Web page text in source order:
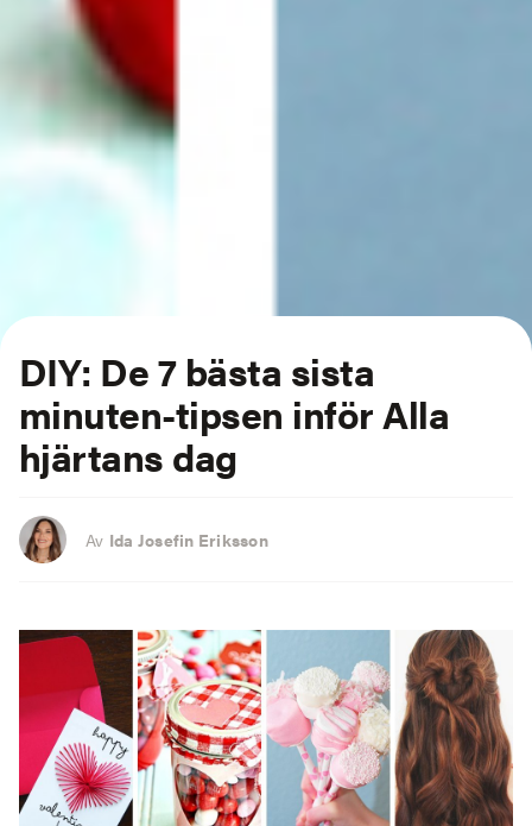
DIY: De 7 bästa sista
minuten-tipsen inför Alla
hjärtans dag
Av Ida Josefin Eriksson